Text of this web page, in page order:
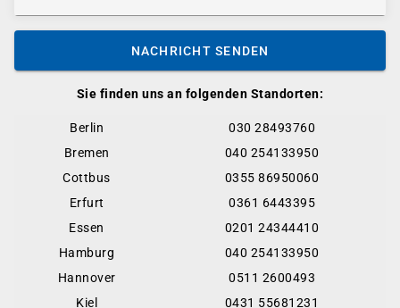
Sie finden uns an folgenden Standorten:
Berlin
030 28493760
Bremen
040 254133950
Cottbus
0355 86950060
Erfurt
0361 6443395
Essen
0201 24344410
Hamburg
040 254133950
Hannover
0511 2600493
Kiel
0431 55681231
NACHRICHT SENDEN